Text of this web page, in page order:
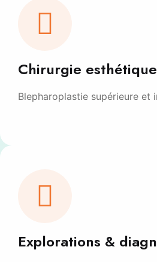
Chirurgie
Blepharoplastie supérieure
Explorations &